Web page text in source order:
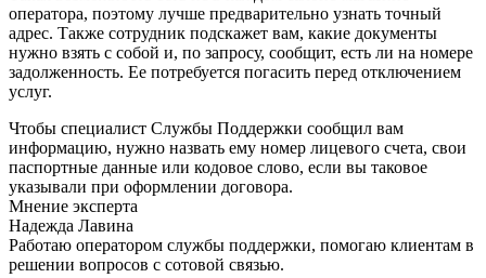
оператора, поэтому лучше предварительно узнать точный
адрес. Также сотрудник подскажет вам, какие документы
нужно взять с собой и, по запросу, сообщит, есть ли на номере
задолженность. Ее потребуется погасить перед отключением
услуг.
Чтобы специалист Службы Поддержки сообщил вам
информацию, нужно назвать ему номер лицевого счета, свои
паспортные данные или кодовое слово, если вы таковое
указывали при оформлении договора.
Мнение эксперта
Надежда Лавина
Работаю оператором службы поддержки, помогаю клиентам в
решении вопросов с сотовой связью.